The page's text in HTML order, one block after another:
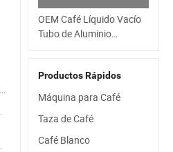
OEM Café Líquido Vacío
Tubo de Aluminio
Extrusión Tipo Café Frío
Instantáneo Espresso
Sabor Amargo Café
Líquido
Productos Rápidos
Máquina para Café
Taza de Café
Café Blanco